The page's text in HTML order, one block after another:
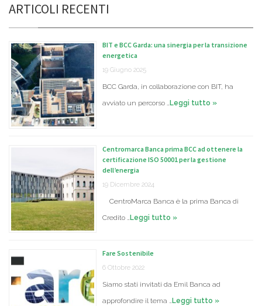
ARTICOLI RECENTI
BIT e BCC Garda: una sinergia per la transizione
energetica
19 Giugno 2025
BCC Garda, in collaborazione con BIT, ha
avviato un percorso …Leggi tutto »
Centromarca Banca prima BCC ad ottenere la
certificazione ISO 50001 per la gestione
dell’energia
19 Dicembre 2024
CentroMarca Banca è la prima Banca di
Credito …Leggi tutto »
Fare Sostenibile
6 Ottobre 2022
Siamo stati invitati da Emil Banca ad
approfondire il tema …Leggi tutto »